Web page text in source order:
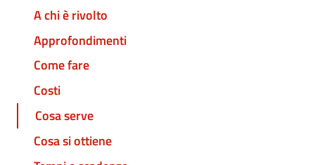
A chi è rivolto
Approfondimenti
Come fare
Costi
Cosa serve
Cosa si ottiene